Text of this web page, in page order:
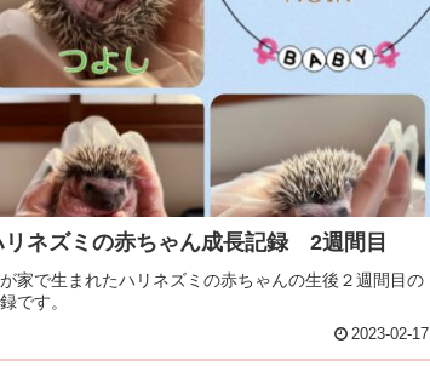
リネズミの赤ちゃん成長記録 2週間目
家で生まれたハリネズミの赤ちゃんの生後２週間目の
です。
2023-02-17